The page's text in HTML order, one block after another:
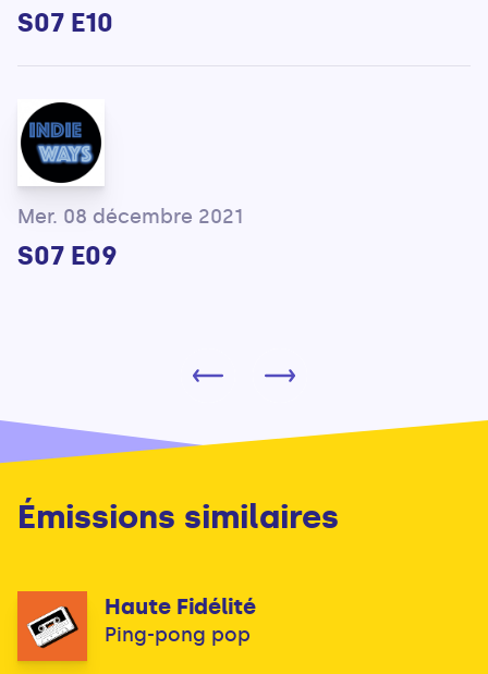
S07 E10
Mer. 08 décembre 2021
S07 E09
Émissions similaires
Haute Fidélité
Ping-pong pop